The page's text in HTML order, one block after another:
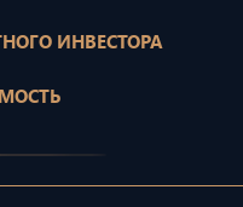
ИНВЕСТОРА